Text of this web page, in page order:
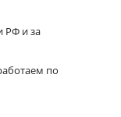
РФ и за
по